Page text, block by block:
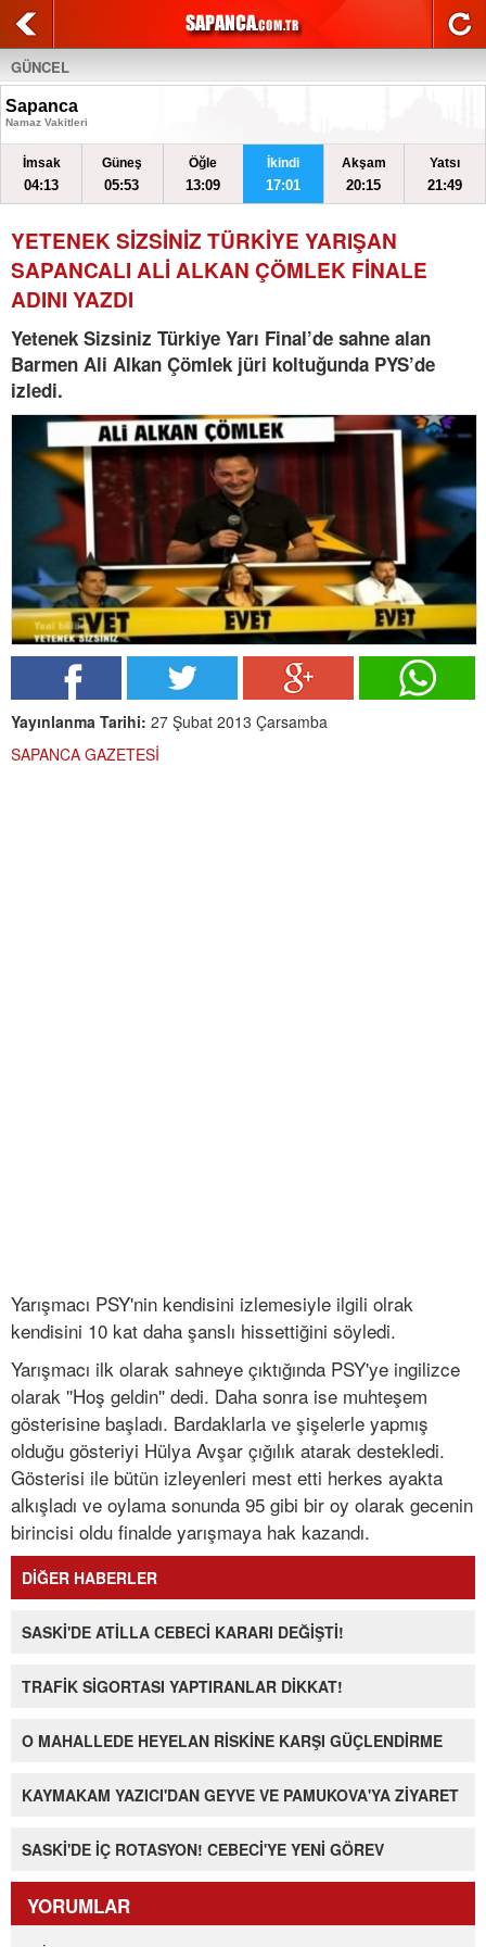
GÜNCEL
Sapanca
Namaz Vakitleri
İmsak
04:13
Güneş
05:53
Öğle
13:09
İkindi
17:01
Akşam
20:15
Yatsı
21:49
YETENEK SİZSİNİZ TÜRKİYE YARIŞAN
SAPANCALI ALİ ALKAN ÇÖMLEK FİNALE
ADINI YAZDI
Yetenek Sizsiniz Türkiye Yarı Final’de sahne alan
Barmen Ali Alkan Çömlek jüri koltuğunda PYS’de
izledi.
Yayınlanma Tarihi: 27 Şubat 2013 Çarsamba
SAPANCA GAZETESİ
Yarışmacı PSY'nin kendisini izlemesiyle ilgili olrak
kendisini 10 kat daha şanslı hissettiğini söyledi.
Yarışmacı ilk olarak sahneye çıktığında PSY'ye ingilizce
olarak ''Hoş geldin'' dedi. Daha sonra ise muhteşem
gösterisine başladı. Bardaklarla ve şişelerle yapmış
olduğu gösteriyi Hülya Avşar çığılık atarak destekledi.
Gösterisi ile bütün izleyenleri mest etti herkes ayakta
alkışladı ve oylama sonunda 95 gibi bir oy olarak gecenin
birincisi oldu finalde yarışmaya hak kazandı.
DİĞER HABERLER
SASKİ'DE ATİLLA CEBECİ KARARI DEĞİŞTİ!
TRAFİK SİGORTASI YAPTIRANLAR DİKKAT!
O MAHALLEDE HEYELAN RİSKİNE KARŞI GÜÇLENDİRME
KAYMAKAM YAZICI'DAN GEYVE VE PAMUKOVA'YA ZİYARET
SASKİ'DE İÇ ROTASYON! CEBECİ'YE YENİ GÖREV
YORUMLAR